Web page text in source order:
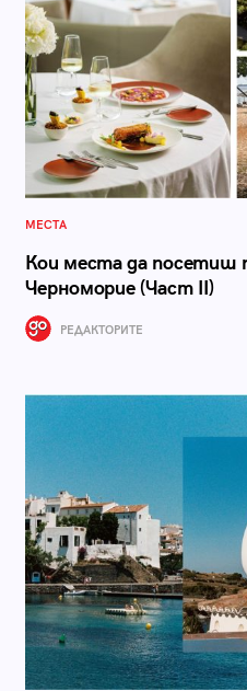
МЕСТА
Кои места да
Черноморие (Част II)
РЕДАКТОРИТЕ